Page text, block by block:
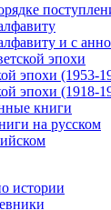
и с
эпохи
эпохи (1953-
эпохи (1918-
книги
на русском
истории